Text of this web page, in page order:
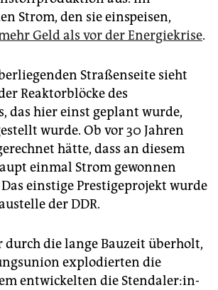
Strom, den sie einspeisen,
Geld als vor der Energiekrise.
Straßenseite sieht
Reaktorblöcke des
das hier einst geplant wurde,
wurde. Ob vor 30 Jahren
hätte, dass an diesem
einmal Strom gewonnen
einstige Prestigeprojekt wurde
der DDR.
durch die lange Bauzeit überholt,
explodierten die
entwickelten die Sten­da­le­r:in­